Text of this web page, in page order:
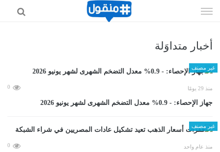
الى
أخبار متداوَلة
غير مصنف
منذ 29 يومًا 0
جهاز الإحصاء: - 0.9% معدل التضخم الشهرى لشهر يونيو 2026
غير مصنف
منذ عام واحد 0